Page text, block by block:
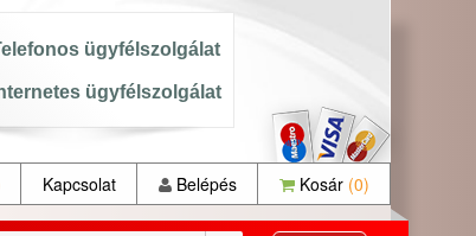
ügyfélszolgálat
ügyfélszolgálat
Kapcsolat Belépés Kosár (0)